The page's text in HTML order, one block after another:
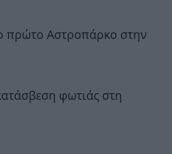
πρώτο Αστροπάρκο στην
φωτιάς στη